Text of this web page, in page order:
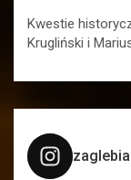
Kwestie
Krugliński i